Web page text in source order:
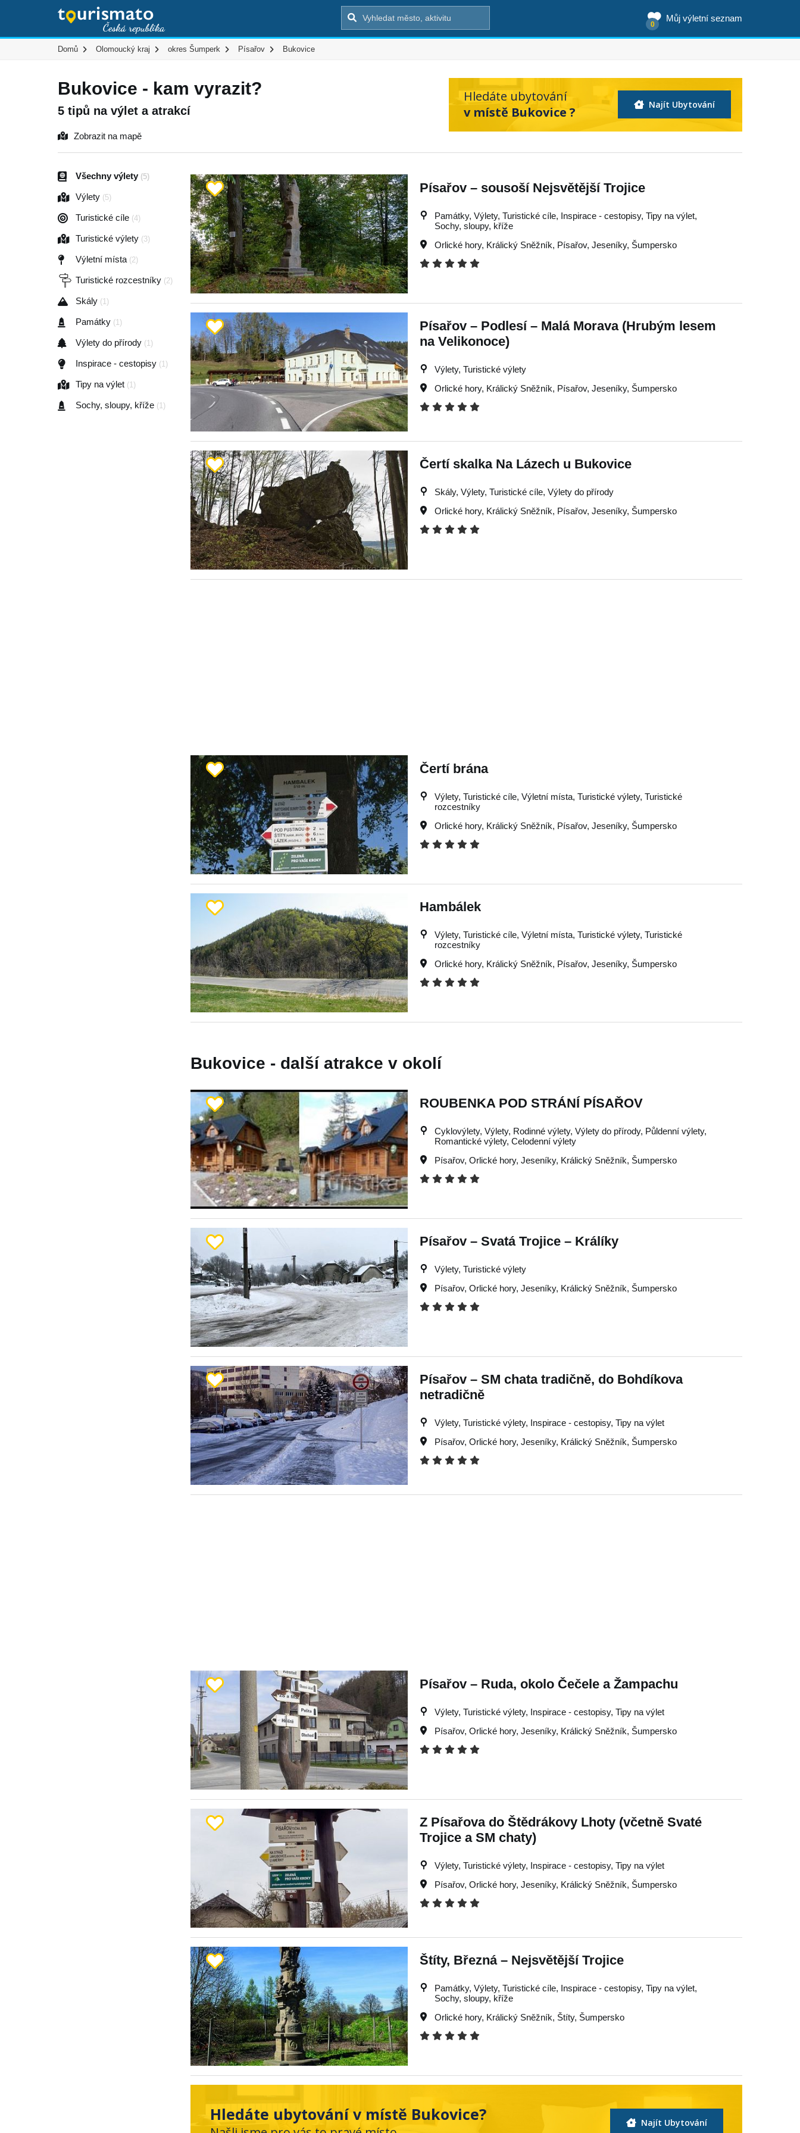
Můj výletní seznam
0
Domů Olomoucký kraj okres Šumperk Písařov Bukovice
Bukovice - kam vyrazit?
5 tipů na výlet a atrakcí
Hledáte ubytování
v místě Bukovice ?
Najít Ubytování
Zobrazit na mapě
Všechny výlety (5)
Výlety (5)
Turistické cíle (4)
Turistické výlety (3)
Výletní místa (2)
Turistické rozcestníky (2)
Skály (1)
Památky (1)
Výlety do přírody (1)
Inspirace - cestopisy (1)
Tipy na výlet (1)
Sochy, sloupy, kříže (1)
Písařov – sousoší Nejsvětější Trojice
Památky, Výlety, Turistické cíle, Inspirace - cestopisy, Tipy na výlet,
Sochy, sloupy, kříže
Orlické hory, Králický Sněžník, Písařov, Jeseníky, Šumpersko
Písařov – Podlesí – Malá Morava (Hrubým lesem
na Velikonoce)
Výlety, Turistické výlety
Orlické hory, Králický Sněžník, Písařov, Jeseníky, Šumpersko
Čertí skalka Na Lázech u Bukovice
Skály, Výlety, Turistické cíle, Výlety do přírody
Orlické hory, Králický Sněžník, Písařov, Jeseníky, Šumpersko
Čertí brána
Výlety, Turistické cíle, Výletní místa, Turistické výlety, Turistické
rozcestníky
Orlické hory, Králický Sněžník, Písařov, Jeseníky, Šumpersko
Hambálek
Výlety, Turistické cíle, Výletní místa, Turistické výlety, Turistické
rozcestníky
Orlické hory, Králický Sněžník, Písařov, Jeseníky, Šumpersko
Bukovice - další atrakce v okolí
ROUBENKA POD STRÁNÍ PÍSAŘOV
Cyklovýlety, Výlety, Rodinné výlety, Výlety do přírody, Půldenní výlety,
Romantické výlety, Celodenní výlety
Písařov, Orlické hory, Jeseníky, Králický Sněžník, Šumpersko
Písařov – Svatá Trojice – Králíky
Výlety, Turistické výlety
Písařov, Orlické hory, Jeseníky, Králický Sněžník, Šumpersko
Písařov – SM chata tradičně, do Bohdíkova
netradičně
Výlety, Turistické výlety, Inspirace - cestopisy, Tipy na výlet
Písařov, Orlické hory, Jeseníky, Králický Sněžník, Šumpersko
Písařov – Ruda, okolo Čečele a Žampachu
Výlety, Turistické výlety, Inspirace - cestopisy, Tipy na výlet
Písařov, Orlické hory, Jeseníky, Králický Sněžník, Šumpersko
Z Písařova do Štědrákovy Lhoty (včetně Svaté
Trojice a SM chaty)
Výlety, Turistické výlety, Inspirace - cestopisy, Tipy na výlet
Písařov, Orlické hory, Jeseníky, Králický Sněžník, Šumpersko
Štíty, Březná – Nejsvětější Trojice
Památky, Výlety, Turistické cíle, Inspirace - cestopisy, Tipy na výlet,
Sochy, sloupy, kříže
Orlické hory, Králický Sněžník, Štíty, Šumpersko
Hledáte ubytování v místě Bukovice? Najít Ubytování